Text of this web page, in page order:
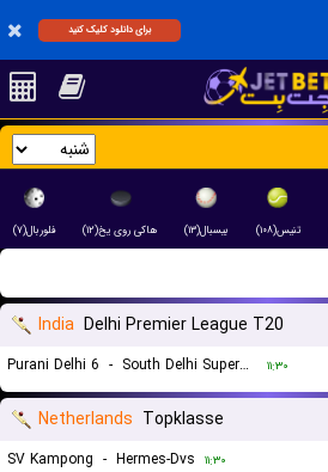
برای دانلود کلیک کنید
تنیس(۱۰۸) بیسبال(۱۳) هاکی روی یخ(۱۲) فلوربال(۷)
India Delhi Premier League T20
Purani Delhi 6 - South Delhi Superstarz ۱۱:۳۰
Netherlands Topklasse
SV Kampong - Hermes-Dvs ۱۱:۳۰